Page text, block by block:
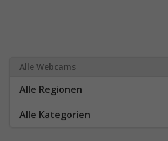
Alle Webcams
Alle Regionen
Alle Kategorien